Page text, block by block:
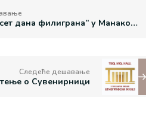
Школа „Десет дана филиграна” у Манаковој кућу
Следеће дешавање
о Сувенирници